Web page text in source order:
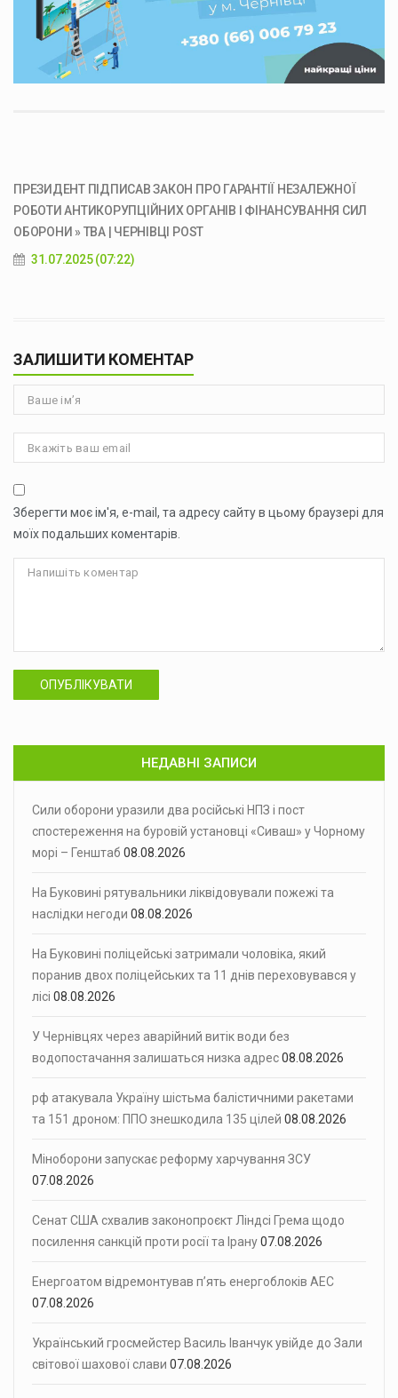
ПРЕЗИДЕНТ ПІДПИСАВ ЗАКОН ПРО ГАРАНТІЇ НЕЗАЛЕЖНОЇ
РОБОТИ АНТИКОРУПЦІЙНИХ ОРГАНІВ І ФІНАНСУВАННЯ СИЛ
ОБОРОНИ » ТВА | ЧЕРНІВЦІ POST
31.07.2025 (07:22)
ЗАЛИШИТИ КОМЕНТАР
Зберегти моє ім'я, e-mail, та адресу сайту в цьому браузері для
моїх подальших коментарів.
ОПУБЛІКУВАТИ
НЕДАВНІ ЗАПИСИ
Сили оборони уразили два російські НПЗ і пост
спостереження на буровій установці «Сиваш» у Чорному
морі – Генштаб 08.08.2026
На Буковині рятувальники ліквідовували пожежі та
наслідки негоди 08.08.2026
На Буковині поліцейські затримали чоловіка, який
поранив двох поліцейських та 11 днів переховувався у
лісі 08.08.2026
У Чернівцях через аварійний витік води без
водопостачання залишаться низка адрес08.08.2026
рф атакувала Україну шістьма балістичними ракетами
та 151 дроном: ППО знешкодила 135 цілей 08.08.2026
Міноборони запускає реформу харчування ЗСУ
07.08.2026
Сенат США схвалив законопроєкт Ліндсі Грема щодо
посилення санкцій проти росії та Ірану07.08.2026
Енергоатом відремонтував п’ять енергоблоків АЕС
07.08.2026
Український гросмейстер Василь Іванчук увійде до Зали
світової шахової слави 07.08.2026